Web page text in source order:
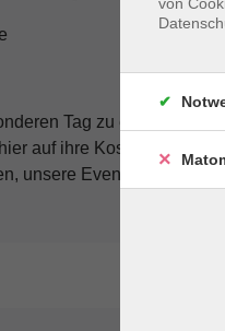
Tag zu einem
auf ihre Kosten. Egal
unsere Event-Angebot